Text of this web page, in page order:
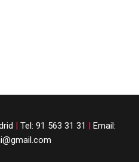
| Tel: 91 563 31 31 | Email: